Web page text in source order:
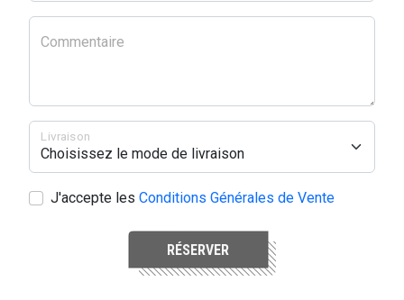
Commentaire
Livraison
J'accepte les Conditions Générales de Vente
RÉSERVER